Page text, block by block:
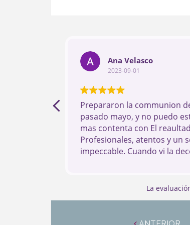
Ana Velasco
2023-09-01
Prepararon la communion
pasado mayo, y no puedo
mas contenta con El
Profesionales, atentos y un
impeccable. Cuando vi la
La